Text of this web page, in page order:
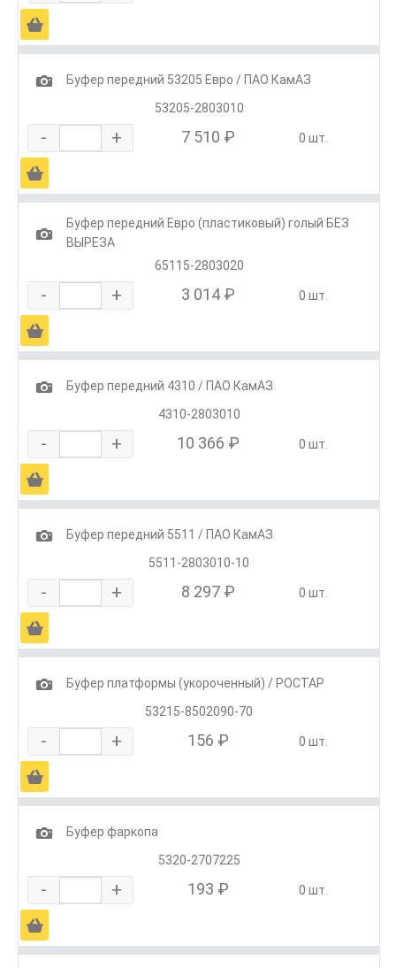
Ä
1
Буфер передний 53205 Евро / ПАО КамАЗ
53205-2803010
- + 7 510 ₽ 0 шт.
Ä
1
Буфер передний Евро (пластиковый) голый БЕЗ
ВЫРЕЗА
65115-2803020
- + 3 014 ₽ 0 шт.
Ä
1
Буфер передний 4310 / ПАО КамАЗ
4310-2803010
- + 10 366 ₽ 0 шт.
Ä
1
Буфер передний 5511 / ПАО КамАЗ
5511-2803010-10
- + 8 297 ₽ 0 шт.
Ä
1
Буфер платформы (укороченный) / РОСТАР
53215-8502090-70
- + 156 ₽ 0 шт.
Ä
1
Буфер фаркопа
5320-2707225
- + 193 ₽ 0 шт.
Ä